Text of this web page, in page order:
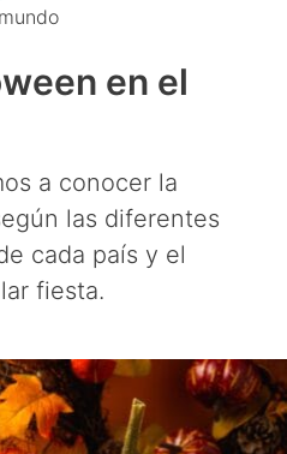
en el
a conocer la
las diferentes
cada país y el
fiesta.